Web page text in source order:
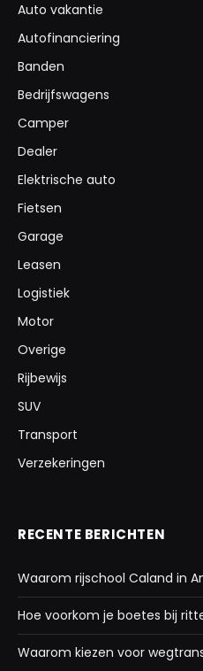
Auto vakantie
Autofinanciering
Banden
Bedrijfswagens
Camper
Dealer
Elektrische auto
Fietsen
Garage
Leasen
Logistiek
Motor
Overige
Rijbewijs
SUV
Transport
Verzekeringen
RECENTE BERICHTEN
Waarom rijschool Caland in
Hoe voorkom je boetes bij
Waarom kiezen voor